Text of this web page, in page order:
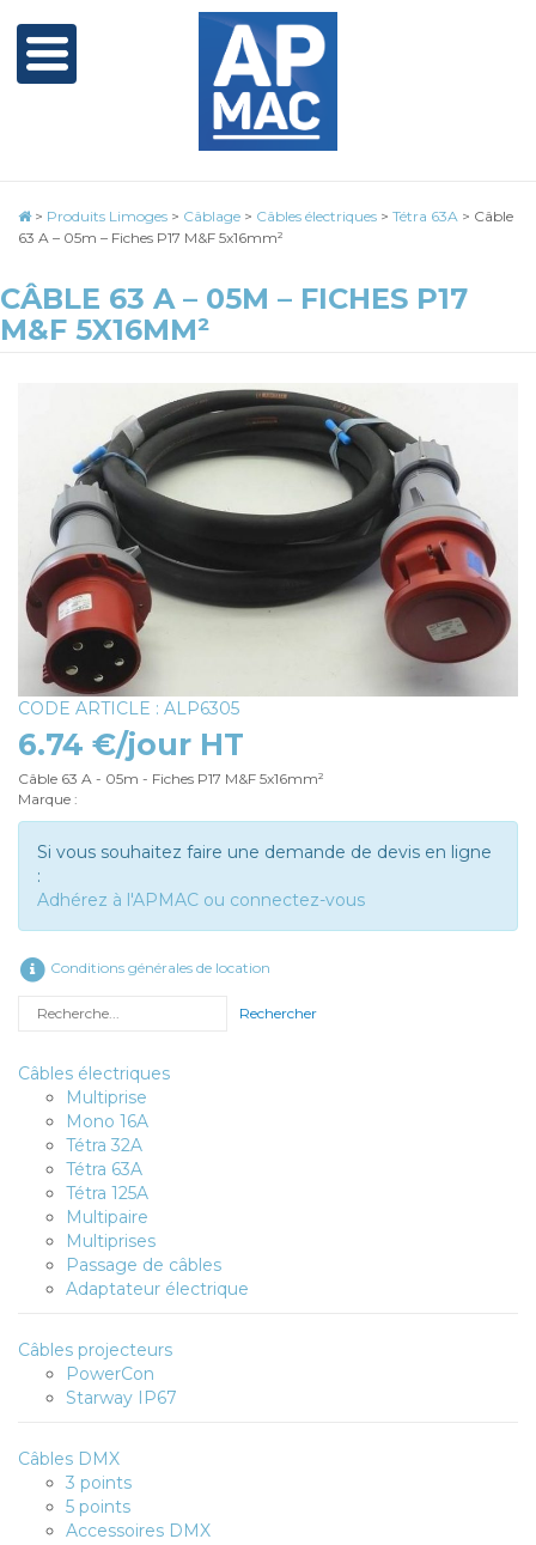
> Produits Limoges > Câblage > Câbles électriques > Tétra 63A > Câble
63 A – 05m – Fiches P17 M&F 5x16mm²
CÂBLE 63 A – 05M – FICHES P17
M&F 5X16MM²
CODE ARTICLE : ALP6305
6.74 €/jour HT
Câble 63 A - 05m - Fiches P17 M&F 5x16mm²
Marque :
Si vous souhaitez faire une demande de devis en ligne
:
Adhérez à l'APMAC ou connectez-vous
Conditions générales de location
Rechercher
Câbles électriques
Multiprise
Mono 16A
Tétra 32A
Tétra 63A
Tétra 125A
Multipaire
Multiprises
Passage de câbles
Adaptateur électrique
Câbles projecteurs
PowerCon
Starway IP67
Câbles DMX
3 points
5 points
Accessoires DMX